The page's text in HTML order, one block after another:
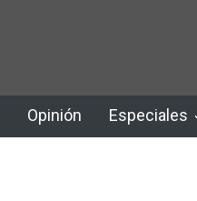
Opinión Especiales